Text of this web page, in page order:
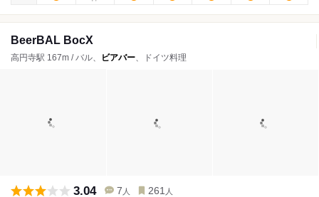
BeerBAL BocX
高円寺駅 167m / バル、 ビアバー、ドイツ料理
3.04 7 人 261 人